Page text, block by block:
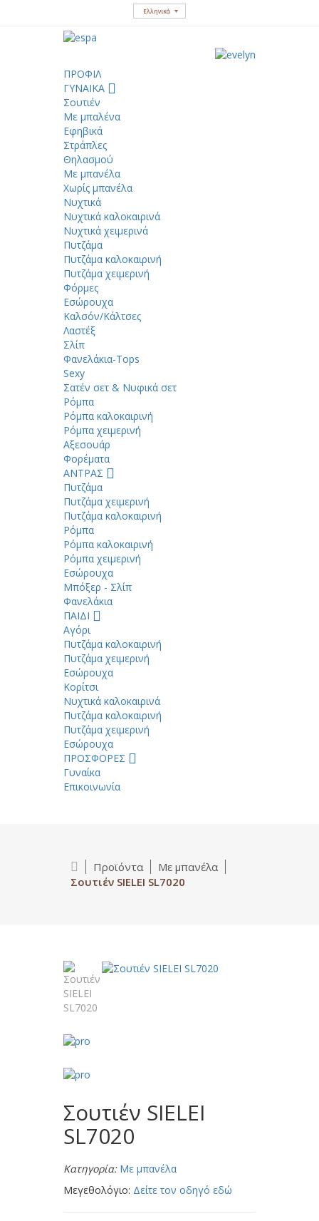
Ελληνικά
ΠΡΟΦΙΛ
ΓΥΝΑΙΚΑ
Σουτιέν
Με μπαλένα
Εφηβικά
Στράπλες
Θηλασμού
Με μπανέλα
Χωρίς μπανέλα
Νυχτικά
Νυχτικά καλοκαιρινά
Νυχτικά χειμερινά
Πυτζάμα
Πυτζάμα καλοκαιρινή
Πυτζάμα χειμερινή
Φόρμες
Εσώρουχα
Καλσόν/Κάλτσες
Λαστέξ
Σλίπ
Φανελάκια-Tops
Sexy
Σατέν σετ & Νυφικά σετ
Ρόμπα
Ρόμπα καλοκαιρινή
Ρόμπα χειμερινή
Αξεσουάρ
Φορέματα
ΑΝΤΡΑΣ
Πυτζάμα
Πυτζάμα χειμερινή
Πυτζάμα καλοκαιρινή
Ρόμπα
Ρόμπα καλοκαιρινή
Ρόμπα χειμερινή
Εσώρουχα
Μπόξερ - Σλίπ
Φανελάκια
ΠΑΙΔΙ
Αγόρι
Πυτζάμα καλοκαιρινή
Πυτζάμα χειμερινή
Εσώρουχα
Κορίτσι
Νυχτικά καλοκαιρινά
Πυτζάμα καλοκαιρινή
Πυτζάμα χειμερινή
Εσώρουχα
ΠΡΟΣΦΟΡΕΣ
Γυναίκα
Επικοινωνία
Προϊόντα
Με μπανέλα
Σουτιέν SIELEI SL7020
Σουτιέν SIELEI
SL7020
Κατηγορία: Με μπανέλα
Μεγεθολόγιο: Δείτε τον οδηγό εδώ